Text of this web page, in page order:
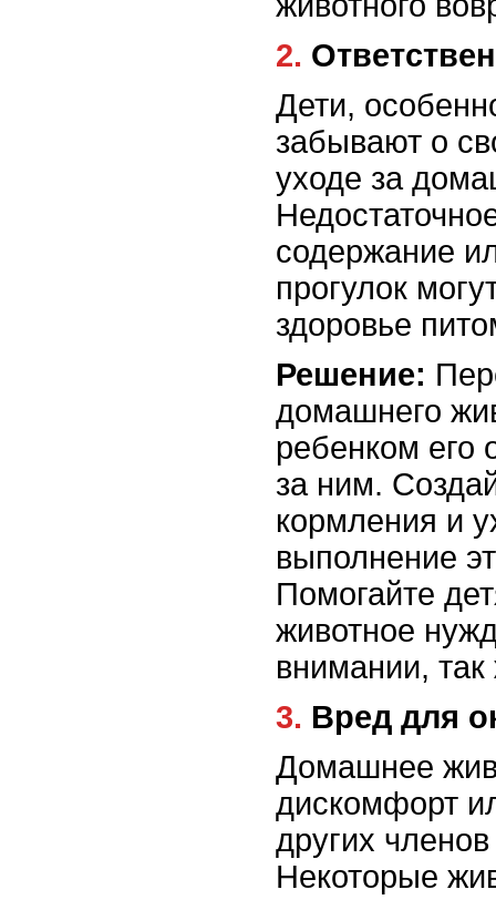
2.
Дети,
забывают о
уходе за
содержание
прогулок
здоровье
Решение:
домашнего
ребенком его
за ним.
кормления и
выполнение
Помогайте
животное
внимании,
3. Вред для
Домашнее
дискомфорт
других
Некоторые